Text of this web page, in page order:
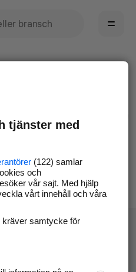
kan avhjälpa det.
och försök igen
tjänster med
(122) samlar
och
vår sajt. Med hjälp
vårt innehåll och våra
kräver samtycke för